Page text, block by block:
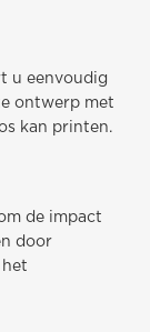
u eenvoudig
ontwerp met
kan printen.
de impact
door